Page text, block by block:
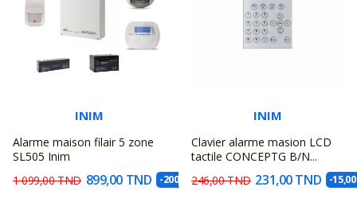
INIM
Alarme maison filair 5 zone
SL505 Inim
1 099,00 TND 899,00 TND -200,00 TND
INIM
Clavier alarme masion LCD
tactile CONCEPTG B/N...
246,00 TND 231,00 TND -